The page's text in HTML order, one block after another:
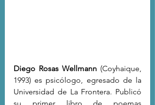
Diego Rosas Wellmann (Coyhaique,
1993) es psicólogo, egresado de la
Universidad de La Frontera. Publicó